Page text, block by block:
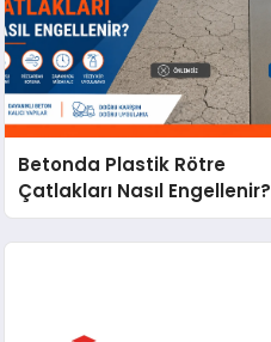
Betonda Plastik Rötre
Çatlakları Nasıl Engellenir?